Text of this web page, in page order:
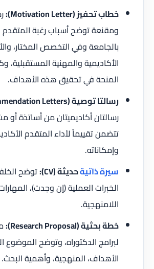
خطاب تحفيز (Motivation Letter):
ومقنعة توضح أسباب رغبة المتقدم
بالجامعة وفي التخصص المختار،
الأكاديمية والمهنية
المنحة في تحقيق هذه الأهداف.
رسالتا توصية (Recommendation Letters):
رسالتان أكاديميتان من أساتذة أو
تتضمن تقييماً لأداء المتقدم
وإمكاناته.
سيرة ذاتيةحديثة (CV):
توضح
الخبرات العملية (إن وجدت)،
اللامنهجية.
خطة بحثية (Research Proposal):
لبرامج الدكتوراه، وتوضح الموضوع
الأهداف، المنهجية، وأهمية البحث.